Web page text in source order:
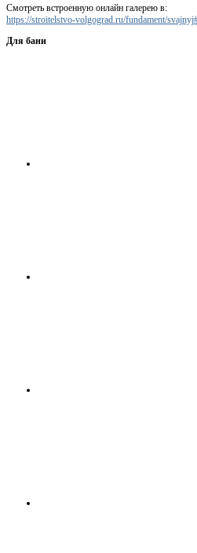
Смотреть встроенную онлайн галерею в:
https://stroitelstvo-volgograd.ru/fundament/
Для бани